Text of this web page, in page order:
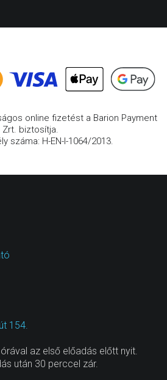
online fizetést a Barion Payment
Zrt. biztosítja.
száma: H-EN-I-1064/2013.
154.
az első előadás előtt nyit.
után 30 perccel zár.